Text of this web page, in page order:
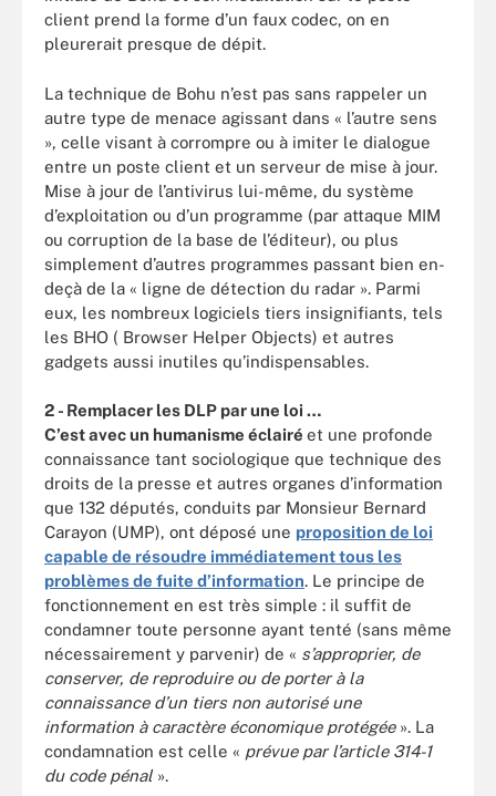
client prend la forme d’un faux codec, on en
pleurerait presque de dépit.
La technique de Bohu n’est pas sans rappeler un
autre type de menace agissant dans « l’autre sens
», celle visant à corrompre ou à imiter le dialogue
entre un poste client et un serveur de mise à jour.
Mise à jour de l’antivirus lui-même, du système
d’exploitation ou d’un programme (par attaque MIM
ou corruption de la base de l’éditeur), ou plus
simplement d’autres programmes passant bien en-
deçà de la « ligne de détection du radar ». Parmi
eux, les nombreux logiciels tiers insignifiants, tels
les BHO ( Browser Helper Objects) et autres
gadgets aussi inutiles qu’indispensables.
2 - Remplacer les DLP par une loi …
C’est avec un humanisme éclairé et une profonde
connaissance tant sociologique que technique des
droits de la presse et autres organes d’information
que 132 députés, conduits par Monsieur Bernard
Carayon (UMP), ont déposé une proposition de loi
capable de résoudre immédiatement tous les
problèmes de fuite d’information. Le principe de
fonctionnement en est très simple : il suffit de
condamner toute personne ayant tenté (sans même
nécessairement y parvenir) de « s’approprier, de
conserver, de reproduire ou de porter à la
connaissance d’un tiers non autorisé une
information à caractère économique protégée». La
condamnation est celle « prévue par l’article 314-1
du code pénal ».